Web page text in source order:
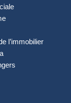
l’immobilier